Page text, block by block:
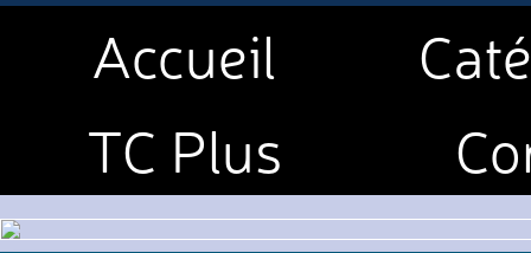
Accueil
TC Plus